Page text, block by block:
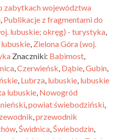
zabytkach województwa
, Publikacje z fragmentami do
lubuskie; okręg) - turystyka,
, Zielona Góra (woj.
Znaczniki: Babimost,
,Czerwieńsk, Dąbie,Gubin,
, Lubrza, lubuskie, lubuskie
lubuskie, Nowogród
,powiat świebodziński,
,przewodnik
,Świdnica,Świebodzin,